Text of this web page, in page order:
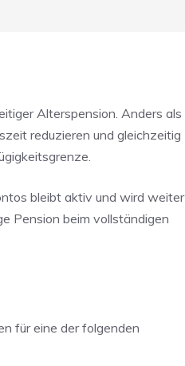
Alterspension. Anders als
reduzieren und gleichzeitig
bleibt aktiv und wird weiter
Pension beim vollständigen
für eine der folgenden